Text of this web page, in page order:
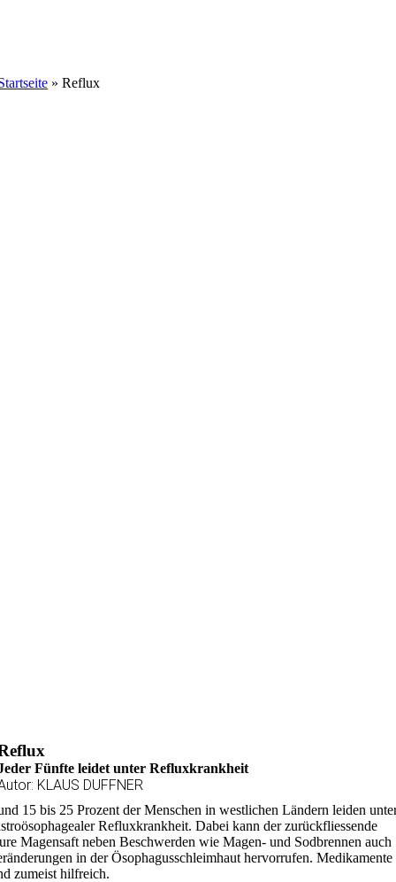
»Reflux
Fünfte leidet unter Refluxkrankheit
KLAUS DUFFNER
15 bis 25 Prozent der Menschen in westlichen Ländern leiden
Refluxkrankheit. Dabei kann der zurückfliessende
Magensaft neben Beschwerden wie Magen- und Sodbrennen auch
in der Ösophagusschleimhaut hervorrufen. Medikamente
zumeist hilfreich.